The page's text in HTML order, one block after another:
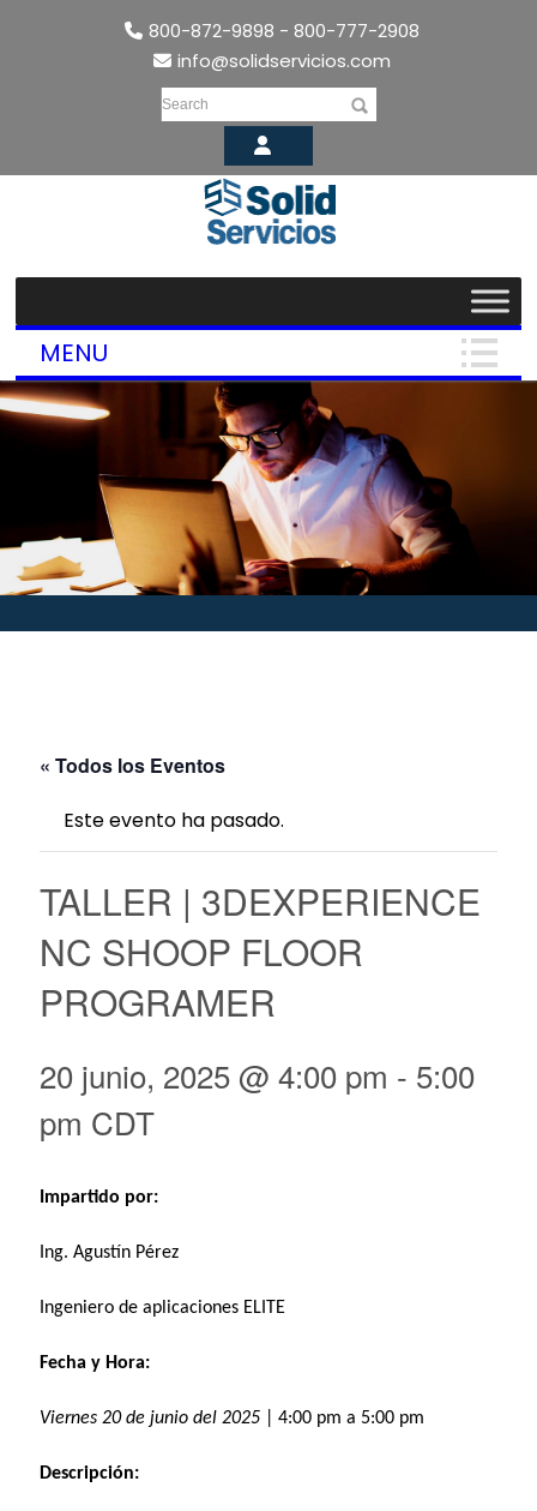
800-872-9898 - 800-777-2908
info@solidservicios.com
Search
MENU
« Todos los Eventos
Este evento ha pasado.
TALLER | 3DEXPERIENCE
NC SHOOP FLOOR
PROGRAMER
20 junio, 2025 @ 4:00 pm - 5:00
pm CDT
Impartido por:
Ing. Agustín Pérez
Ingeniero de aplicaciones ELITE
Fecha y Hora:
Viernes 20 de junio del 2025 | 4:00 pm a 5:00 pm
Descripción: